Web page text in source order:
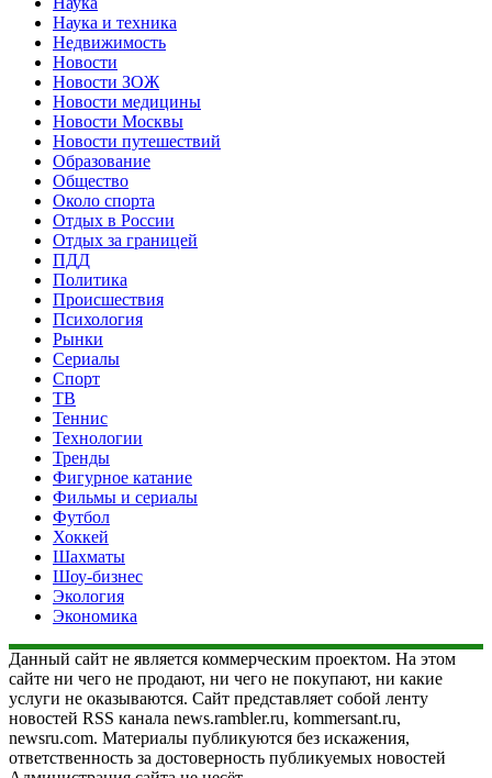
Наука и техника
Недвижимость
Новости
Новости ЗОЖ
Новости медицины
Новости Москвы
Новости путешествий
Образование
Общество
Около спорта
Отдых в России
Отдых за границей
ПДД
Политика
Происшествия
Психология
Рынки
Сериалы
Спорт
ТВ
Теннис
Технологии
Тренды
Фигурное катание
Фильмы и сериалы
Футбол
Хоккей
Шахматы
Шоу-бизнес
Экология
Экономика
Данный сайт не является коммерческим проектом. На этом
сайте ни чего не продают, ни чего не покупают, ни какие
услуги не оказываются. Сайт представляет собой ленту
новостей RSS канала news.rambler.ru, kommersant.ru,
newsru.com. Материалы публикуются без искажения,
ответственность за достоверность публикуемых новостей